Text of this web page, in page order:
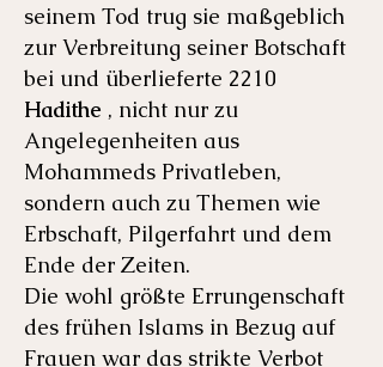
seinem Tod trug sie maßgeblich
zur Verbreitung seiner Botschaft
bei und überlieferte 2210
Hadithe , nicht nur zu
Angelegenheiten aus
Mohammeds Privatleben,
sondern auch zu Themen wie
Erbschaft, Pilgerfahrt und dem
Ende der Zeiten.
Die wohl größte Errungenschaft
des frühen Islams in Bezug auf
Frauen war das strikte Verbot